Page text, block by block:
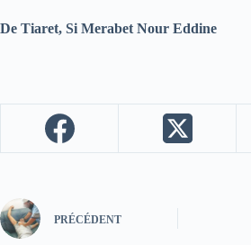
De Tiaret, Si Merabet Nour Eddine
PRÉCÉDENT